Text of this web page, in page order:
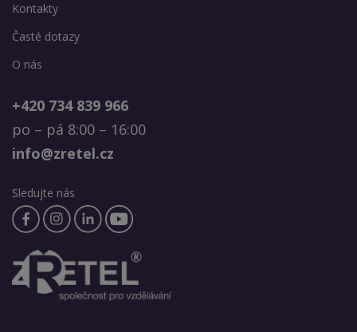
Kontakty
Časté dotazy
O nás
+420 734 839 966
po – pá 8:00 – 16:00
info@zretel.cz
Sledujte nás